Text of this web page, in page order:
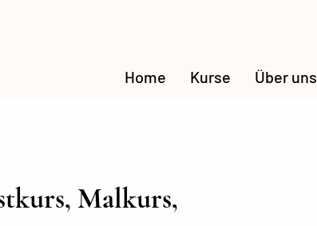
Home Kurse Über uns
Malkurs,